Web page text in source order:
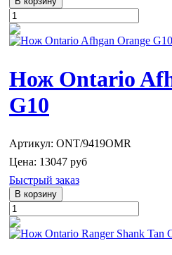
Нож Ontario
G10
Артикул: ONT/9419OMR
Цена: 13047 руб
Быстрый заказ